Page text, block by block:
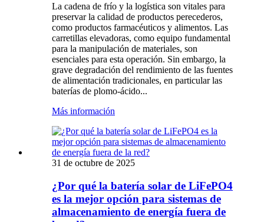
La cadena de frío y la logística son vitales para
preservar la calidad de productos perecederos,
como productos farmacéuticos y alimentos. Las
carretillas elevadoras, como equipo fundamental
para la manipulación de materiales, son
esenciales para esta operación. Sin embargo, la
grave degradación del rendimiento de las fuentes
de alimentación tradicionales, en particular las
baterías de plomo-ácido...
Más información
31 de octubre de 2025
¿Por qué la batería solar de LiFePO4
es la mejor opción para sistemas de
almacenamiento de energía fuera de